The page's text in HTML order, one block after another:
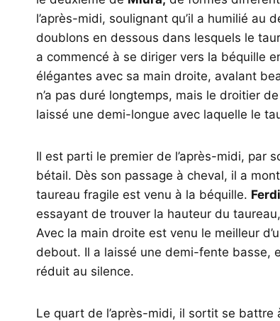
l’après-midi, soulignant qu’il a humilié au
doublons en dessous dans lesquels le
a commencé à se diriger vers la béquille
élégantes avec sa main droite, avalant
n’a pas duré longtemps, mais le droitier
laissé une demi-longue avec laquelle le
Il est parti le premier de l’après-midi, par
bétail. Dès son passage à cheval, il a
taureau fragile est venu à la béquille.
essayant de trouver la hauteur du
Avec la main droite est venu le meilleur
debout. Il a laissé une demi-fente basse,
réduit au silence.
Le quart de l’après-midi, il sortit se battre